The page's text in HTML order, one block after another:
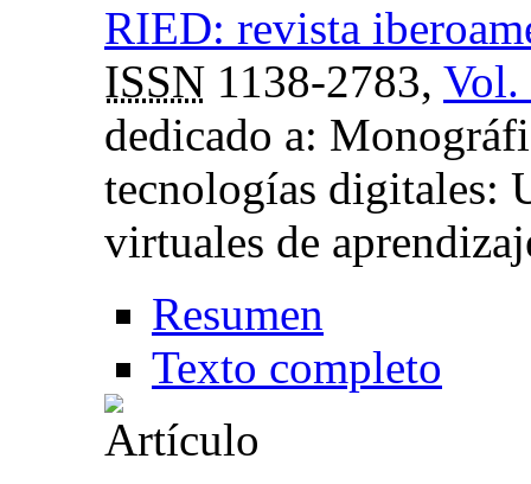
RIED: revista
ISSN 1138-2783, Vol.
dedicado a:
tecnologías digitales:
virtuales de
Resumen
Texto completo